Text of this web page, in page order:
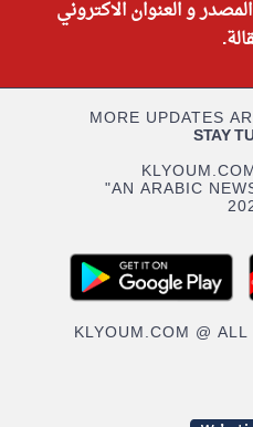
و العنوان الاكتروني
MORE UPDATES
STAY
"AN ARABIC
KLYOUM.COM @